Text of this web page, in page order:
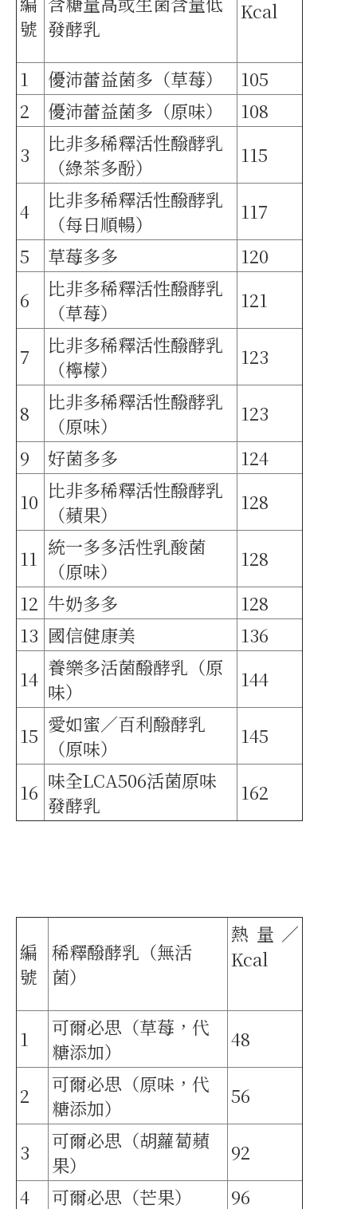
號 發酵乳
Kcal
1 優沛蕾益菌多（草莓）
105
2
優沛蕾益菌多（原味）
108
3
比非多稀釋活性醱酵乳
（綠茶多酚）
115
4
比非多稀釋活性醱酵乳
（每日順暢）
117
5
草莓多多
120
6
比非多稀釋活性醱酵乳
（草莓）
121
7
比非多稀釋活性醱酵乳
（檸檬）
123
8
比非多稀釋活性醱酵乳
（原味）
123
9
好菌多多
124
10 比非多稀釋活性醱酵乳
（蘋果）
128
11 統一多多活性乳酸菌
（原味）
128
12 牛奶多多
128
13 國信健康美
136
14 養樂多活菌醱酵乳（原
味）
144
15 愛如蜜／百利醱酵乳
（原味）
145
16 味全LCA506活菌原味
發酵乳
162
編
號
稀釋醱酵乳（無活
菌）
熱量／
Kcal
1
可爾必思（草莓，代
糖添加）
48
2
可爾必思（原味，代
糖添加）
56
3
可爾必思（胡蘿蔔蘋
果）
92
4
可爾必思（芒果） 96